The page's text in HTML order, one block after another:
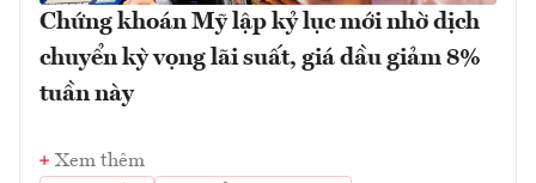
Chứng khoán Mỹ lập kỷ lục mới nhờ dịch
chuyển kỳ vọng lãi suất, giá dầu giảm 8%
tuần này
Xem thêm